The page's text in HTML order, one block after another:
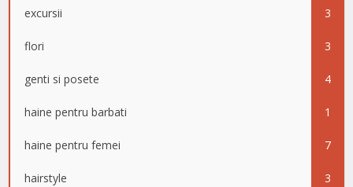
excursii 3
flori 3
genti si posete 4
haine pentru barbati 1
haine pentru femei 7
hairstyle 3